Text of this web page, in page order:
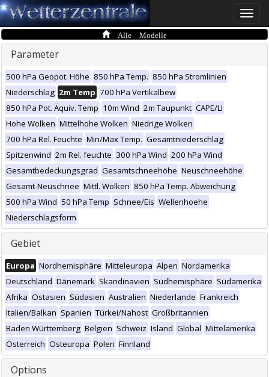
Toggle
Alle Modelle
Parameter
500 hPa Geopot. Höhe 850 hPa Temp. 850 hPa Stromlinien
Niederschlag 2m Temp 700 hPa Vertikalbew
850 hPa Pot. Äquiv. Temp 10m Wind 2m Taupunkt CAPE/LI
Hohe Wolken Mittelhohe Wolken Niedrige Wolken
700 hPa Rel. Feuchte Min/Max Temp. Gesamtniederschlag
Spitzenwind 2m Rel. feuchte 300 hPa Wind 200 hPa Wind
Gesamtbedeckungsgrad Gesamtschneehöhe Neuschneehöhe
Gesamt-Neuschnee Mittl. Wolken 850 hPa Temp. Abweichung
500 hPa Wind 50 hPa Temp Schnee/Eis Wellenhoehe
Niederschlagsform
Gebiet
Europa Nordhemisphäre Mitteleuropa Alpen Nordamerika
Deutschland Dänemark Skandinavien Südhemisphäre Südamerika
Afrika Ostasien Südasien Australien Niederlande Frankreich
Italien/Balkan Spanien Türkei/Nahost Großbritannien
Baden Württemberg Belgien Schweiz Island Global Mittelamerika
Österreich Osteuropa Polen Finnland
Options